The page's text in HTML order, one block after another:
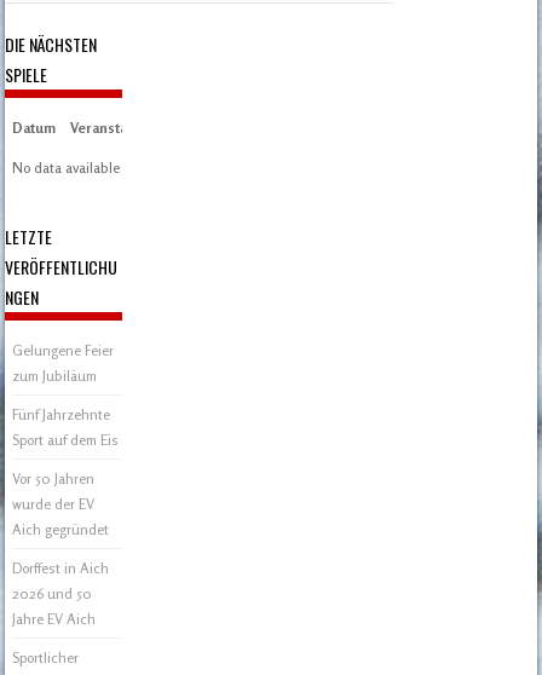
DIE NÄCHSTEN
SPIELE
Datum Veranstaltung
No data available in table
LETZTE
VERÖFFENTLICHU
NGEN
Gelungene Feier
zum Jubiläum
Fünf Jahrzehnte
Sport auf dem Eis
Vor 50 Jahren
wurde der EV
Aich gegründet
Dorffest in Aich
2026 und 50
Jahre EV Aich
Sportlicher